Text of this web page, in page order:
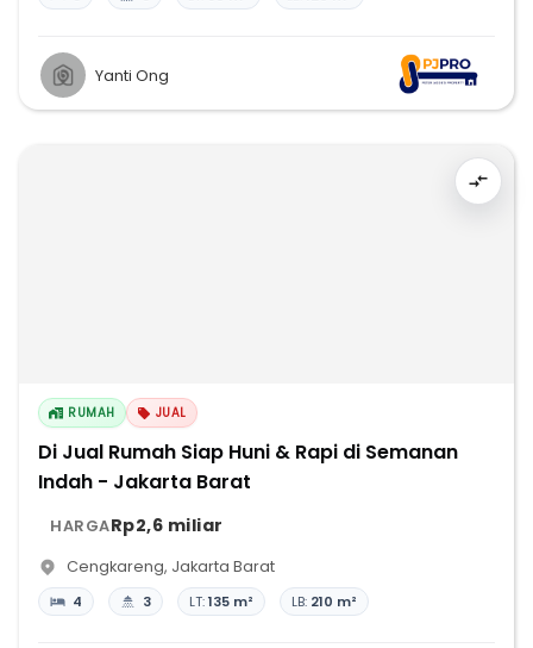
Yanti Ong
RUMAH JUAL
Di Jual Rumah Siap Huni & Rapi di Semanan
Indah - Jakarta Barat
HARGARp2,6 miliar
Cengkareng, Jakarta Barat
4 3 LT:135 m² LB: 210 m²